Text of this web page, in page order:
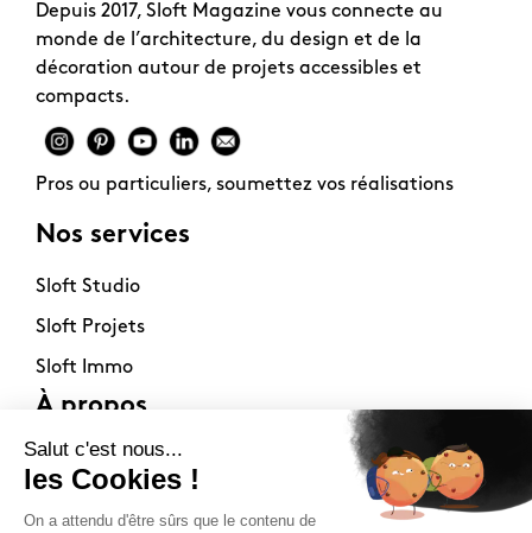
Depuis 2017, Sloft Magazine vous connecte au
monde de l’architecture, du design et de la
décoration autour de projets accessibles et
compacts.
Pros ou particuliers, soumettez vos réalisations
Nos services
Sloft Studio
Sloft Projets
Sloft Immo
À propos
Contact